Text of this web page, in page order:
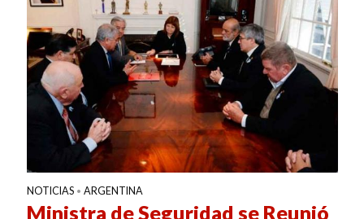
NOTICIAS • ARGENTINA
Ministra de Seguridad se Reunió